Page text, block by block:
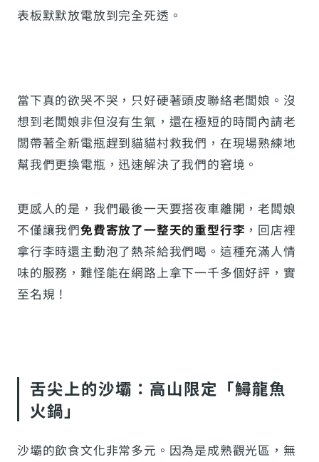
表板默默放電放到完全死透。
當下真的欲哭不哭，只好硬著頭皮聯絡老闆娘。沒
想到老闆娘非但沒有生氣，還在極短的時間內請老
闆帶著全新電瓶趕到貓貓村救我們，在現場熟練地
幫我們更換電瓶，迅速解決了我們的窘境。
更感人的是，我們最後一天要搭夜車離開，老闆娘
不僅讓我們免費寄放了一整天的重型行李 ，回店裡
拿行李時還主動泡了熱茶給我們喝。這種充滿人情
味的服務，難怪能在網路上拿下一千多個好評，實
至名規！
舌尖上的沙壩：高山限定「鱘龍魚
火鍋」
沙壩的飲食文化非常多元。因為是成熟觀光區，無